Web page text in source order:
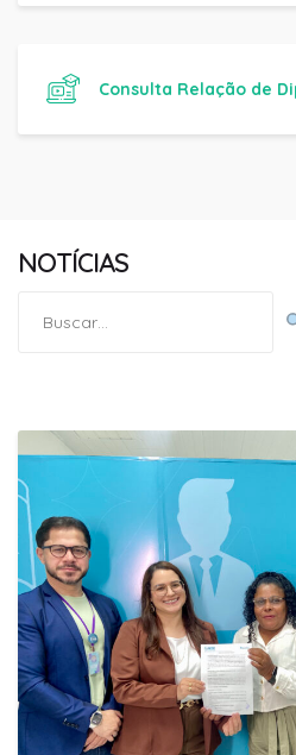
Consulta Relação de
NOTÍCIAS
por: